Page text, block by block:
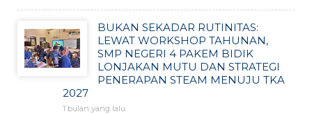
BUKAN SEKADAR RUTINITAS:
LEWAT WORKSHOP TAHUNAN,
SMP NEGERI 4 PAKEM BIDIK
LONJAKAN MUTU DAN STRATEGI
PENERAPAN STEAM MENUJU TKA
2027
1 bulan yang lalu